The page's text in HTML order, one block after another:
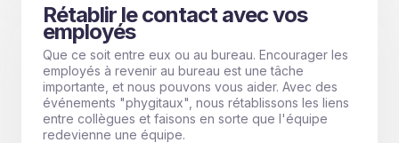
Rétablir le contact avec vos
employés
Que ce soit entre eux ou au bureau. Encourager les
employés à revenir au bureau est une tâche
importante, et nous pouvons vous aider. Avec des
événements "phygitaux", nous rétablissons les liens
entre collègues et faisons en sorte que l'équipe
redevienne une équipe.